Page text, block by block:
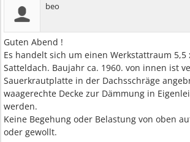
beo
Guten Abend !
Es handelt sich um einen Werkstattraum 5,5
Satteldach. Baujahr ca. 1960. von innen ist
Sauerkrautplatte in der Dachsschräge
waagerechte Decke zur Dämmung in
werden.
Keine Begehung oder Belastung von oben
oder gewollt.